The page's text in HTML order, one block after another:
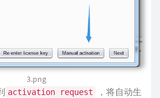
3.png
activation request
，将自动生